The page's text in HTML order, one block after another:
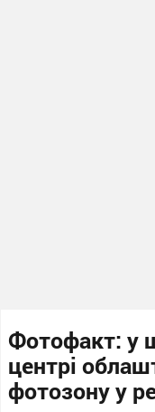
Фотофакт: у
центрі
фотозону у